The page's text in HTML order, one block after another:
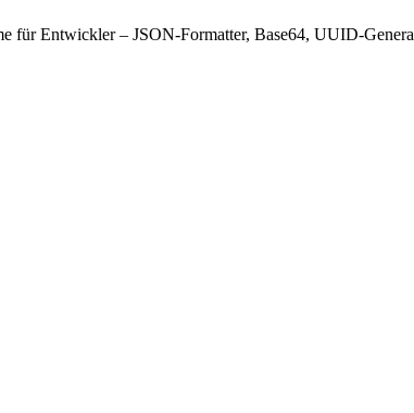
für Entwickler – JSON-Formatter, Base64, UUID-